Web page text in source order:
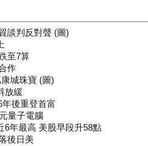
談判反對聲 (圖)
至7算
作
康城珠寶 (圖)
放緩
後重登首富
量子電腦
6年最高 美股早段升58點
後日美